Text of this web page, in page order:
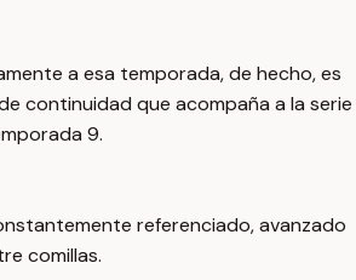
a esa temporada, de hecho, es
continuidad que acompaña a la serie
9.
referenciado, avanzado
comillas.